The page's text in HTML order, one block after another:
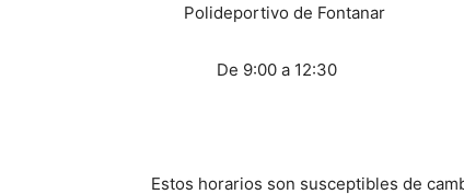
Polideportivo de Fontanar
De 9:00 a 12:30
Estos horarios son susceptibles de